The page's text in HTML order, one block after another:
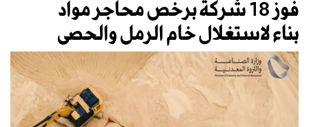
فوز 18 شركة برخص محاجر مواد
بناء لاستغلال خام الرمل والحصى